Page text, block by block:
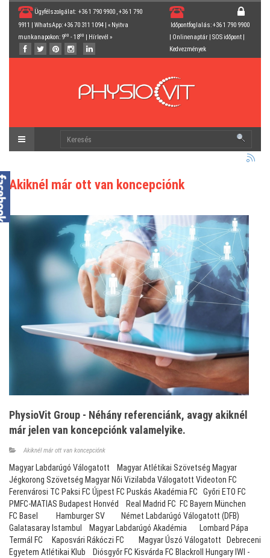
Ügyfélszolgálat: +36 1 790 9900 , +36 1 790
9911 | WhatsApp: +36 70 311 1094 | « Nyitva
munkanapokon: 900 - 1800 Hírlevél »
Időpontfoglalás: +36 1 790 9900
Onlinenaptár| SOS időpont|
Kedvezmények
Akiknél már ott van koncepciónk
PhysioVit Group - Néhány referenciánk, avagy akiknél
már jelen van koncepciónk valamelyike.
Akiknél már ott van koncepciónk
Magyar Labdarúgó Válogatott Magyar Atlétikai Szövetség Magyar
Jégkorong Szövetség Magyar Női Vizilabda Válogatott Videoton FC
Ferenvárosi TC Paksi FC Újpest FC Puskás Akadémia FC Győri ETO FC
PMFC-MATIAS Budapest Honvéd Real Madrid FC FC Bayern München
FC Basel Hamburger SV Német Labdarúgó Válogatott (DFB)
Galatasaray Istambul Magyar Labdarúgó Akadémia Lombard Pápa
Termál FC Kaposvári Rákóczi FC Magyar Úszó Válogatott Debreceni
Egyetem Atlétikai Klub Diósgyőr FC Kisvárda FC Blackroll Hungary IWI -